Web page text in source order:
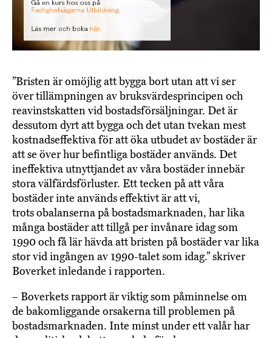
”Bristen är omöjlig att bygga bort utan att vi ser
över tillämpningen av bruksvärdesprincipen och
reavinstskatten vid bostadsförsäljningar. Det är
dessutom dyrt att bygga och det utan tvekan mest
kostnadseffektiva för att öka utbudet av bostäder är
att se över hur befintliga bostäder används. Det
ineffektiva utnyttjandet av våra bostäder innebär
stora välfärdsförluster. Ett tecken på att våra
bostäder inte används effektivt är att vi,
trots obalanserna på bostadsmarknaden, har lika
många bostäder att tillgå per invånare idag som
1990 och få lär hävda att bristen på bostäder var lika
stor vid ingången av 1990-talet som idag.” skriver
Boverket inledande i rapporten.
– Boverkets rapport är viktig som påminnelse om
de bakomliggande orsakerna till problemen på
bostadsmarknaden. Inte minst under ett valår har